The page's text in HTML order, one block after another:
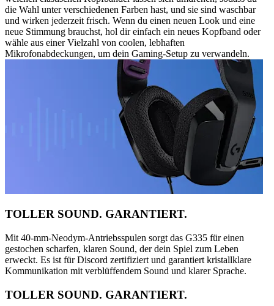
die Wahl unter verschiedenen Farben hast, und sie sind waschbar
und wirken jederzeit frisch. Wenn du einen neuen Look und eine
neue Stimmung brauchst, hol dir einfach ein neues Kopfband oder
wähle aus einer Vielzahl von coolen, lebhaften
Mikrofonabdeckungen, um dein Gaming-Setup zu verwandeln.
TOLLER SOUND. GARANTIERT.
Mit 40-mm-Neodym-Antriebsspulen sorgt das G335 für einen
gestochen scharfen, klaren Sound, der dein Spiel zum Leben
erweckt. Es ist für Discord zertifiziert und garantiert kristallklare
Kommunikation mit verblüffendem Sound und klarer Sprache.
TOLLER SOUND. GARANTIERT.